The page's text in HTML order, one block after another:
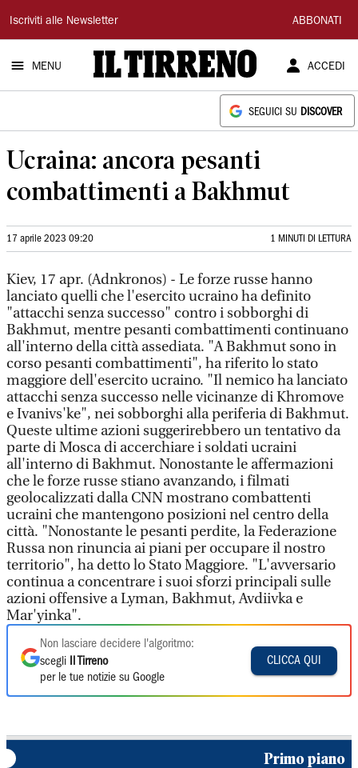
Il
Tirreno
Iscriviti alle Newsletter ABBONATI
MENU ACCEDI
SEGUICI SU DISCOVER
Ucraina: ancora pesanti
combattimenti a Bakhmut
17 aprile 2023 09:20 1 MINUTI DI LETTURA
Kiev, 17 apr. (Adnkronos) - Le forze russe hanno
lanciato quelli che l'esercito ucraino ha definito
"attacchi senza successo" contro i sobborghi di
Bakhmut, mentre pesanti combattimenti continuano
all'interno della città assediata. "A Bakhmut sono in
corso pesanti combattimenti", ha riferito lo stato
maggiore dell'esercito ucraino. "Il nemico ha lanciato
attacchi senza successo nelle vicinanze di Khromove
e Ivanivs'ke", nei sobborghi alla periferia di Bakhmut.
Queste ultime azioni suggerirebbero un tentativo da
parte di Mosca di accerchiare i soldati ucraini
all'interno di Bakhmut. Nonostante le affermazioni
che le forze russe stiano avanzando, i filmati
geolocalizzati dalla CNN mostrano combattenti
ucraini che mantengono posizioni nel centro della
città. "Nonostante le pesanti perdite, la Federazione
Russa non rinuncia ai piani per occupare il nostro
territorio", ha detto lo Stato Maggiore. "L'avversario
continua a concentrare i suoi sforzi principali sulle
azioni offensive a Lyman, Bakhmut, Avdiivka e
Mar'yinka".
Non lasciare decidere l'algoritmo:
scegli
Il Tirreno
per le tue notizie su Google
CLICCA QUI
Primo piano